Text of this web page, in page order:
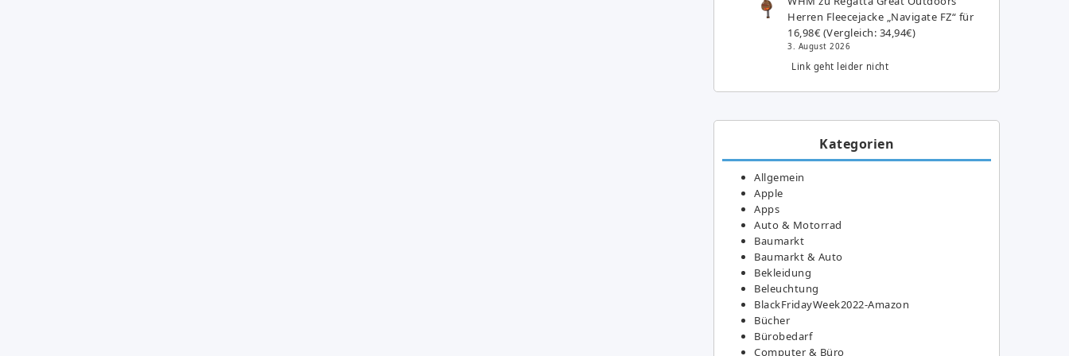
Herren Fleecejacke „Navigate FZ“ für
16,98€ (Vergleich: 34,94€)
3. August 2026
Link geht leider nicht
Kategorien
Allgemein
Apple
Apps
Auto & Motorrad
Baumarkt
Baumarkt & Auto
Bekleidung
Beleuchtung
BlackFridayWeek2022-Amazon
Bücher
Bürobedarf
Computer & Büro